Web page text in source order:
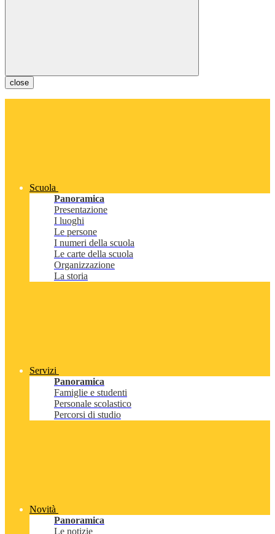
close
Scuola
Panoramica
Presentazione
I luoghi
Le persone
I numeri della scuola
Le carte della scuola
Organizzazione
La storia
Servizi
Panoramica
Famiglie e studenti
Personale scolastico
Percorsi di studio
Novità
Panoramica
Le notizie